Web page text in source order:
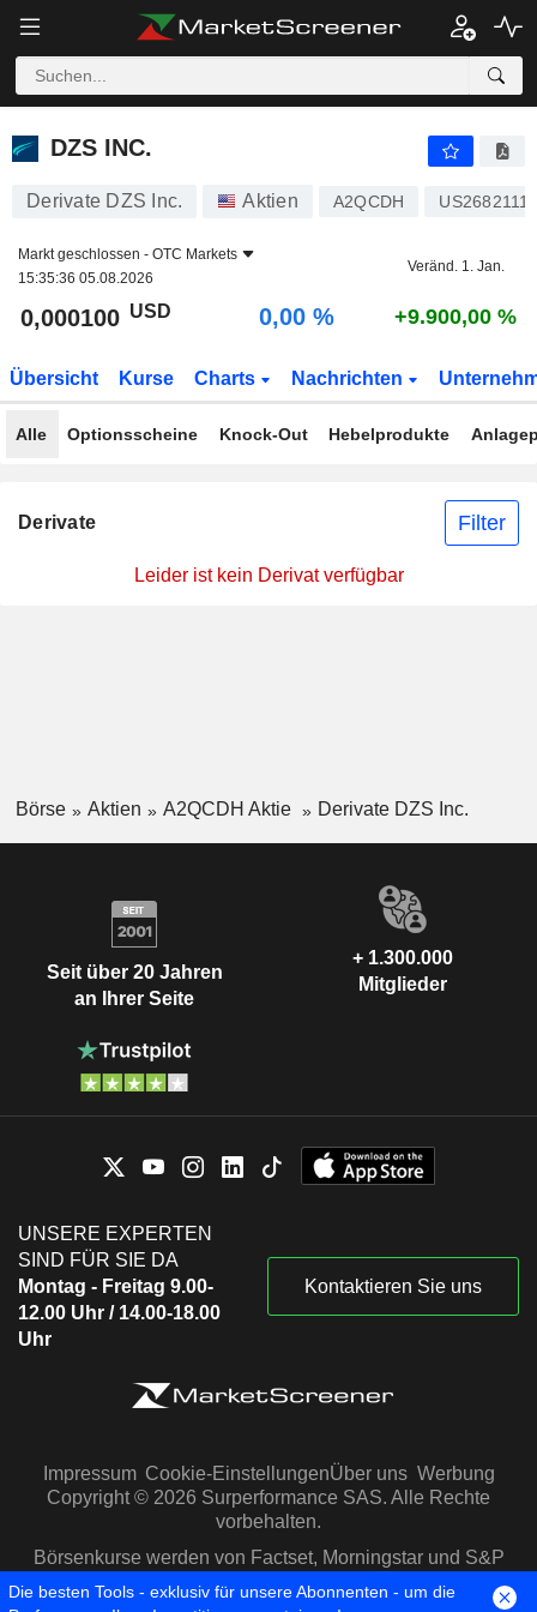
DZS INC.
DZS INC.
Derivate DZS Inc. Aktien A2QCDH
Markt geschlossen - OTC Markets
15:35:36 05.08.2026
Veränd. 1. Jan.
0,000100 USD 0,00 % +9.900,00 %
Übersicht Kurse Charts Nachrichten
Alle Optionsscheine Knock-Out Hebelprodukte
Derivate Filter
Leider ist kein Derivat verfügbar
Börse Aktien A2QCDH Aktie Derivate DZS Inc.
Seit über 20 Jahren
an Ihrer Seite
+ 1.300.000
Mitglieder
UNSERE EXPERTEN
SIND FÜR SIE DA
Montag - Freitag 9.00-
12.00 Uhr / 14.00-18.00
Uhr
Kontaktieren Sie uns
Impressum Cookie-EinstellungenÜber uns Werbung
Copyright © 2026 Surperformance SAS. Alle Rechte
vorbehalten.
Börsenkurse werden von Factset, Morningstar und S&P
Capital IQ zur Verfügung gestellt
Die besten Tools - exklusiv für unsere Abonnenten - um die